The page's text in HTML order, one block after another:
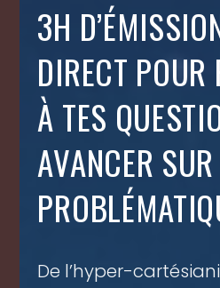
3H
DIRECT POUR
À TES
AVANCER
De l’hyper-